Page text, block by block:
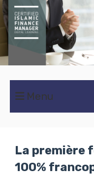
Menu
La première
100%